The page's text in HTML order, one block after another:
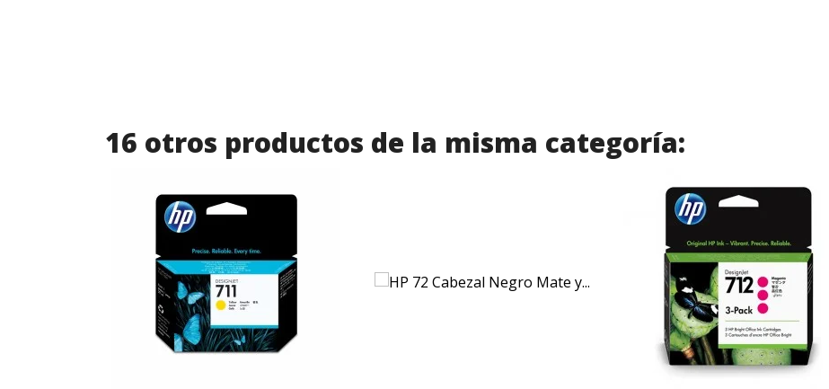
16 otros productos de la misma categoría: